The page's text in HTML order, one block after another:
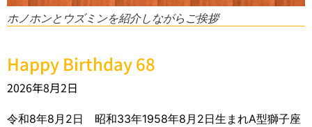
ホノホンとウズミンを紹介しながらご挨拶
Happy Birthday 68
2026年8月2日
令和8年8月2日 昭和33年1958年8月2日生まれA型獅子座